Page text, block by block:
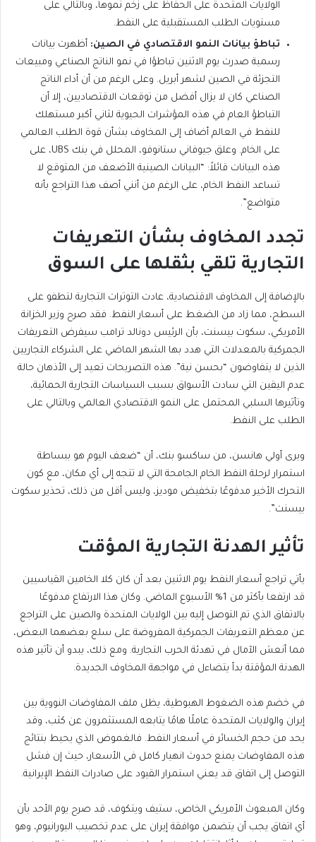
الولايات المتحدة على الحفاظ على زخم نموها، وبالتالي على
مستويات الطلب المستقبلية على النفط.
تباطؤ بيانات النمو الاقتصادي في الصين: أظهرت بيانات
رسمية صدرت يوم الاثنين تباطؤا في نمو الناتج الصناعي ومبيعات
التجزئة في الصين لشهر أبريل. وعلى الرغم من أن أداء الناتج
الصناعي كان لا يزال أفضل من توقعات الاقتصاديين، إلا أن
التباطؤ العام في هذه المؤشرات الحيوية لثاني أكبر مستهلك
للنفط في العالم أضاف إلى المخاوف بشأن قوة الطلب العالمي
على الخام. وعلق جيوفاني ستانوفو، المحلل في بنك UBS، على
هذه البيانات قائلاً: “البيانات الصينية الأضعف من المتوقع لا
تساعد النفط الخام، على الرغم من أنني أصف هذا التراجع بأنه
متواضع”.
تجدد المخاوف بشأن التعريفات
التجارية تلقي بثقلها على السوق
بالإضافة إلى المخاوف الاقتصادية، عادت التوترات التجارية لتطفو على
السطح، مما زاد من الضغط على أسعار النفط. فقد صرح وزير الخزانة
الأمريكي، سكوت بيسنت، بأن الرئيس دونالد ترامب سيفرض التعريفات
الجمركية بالمعدلات التي هدد بها الشهر الماضي على الشركاء التجاريين
الذين لا يتفاوضون “بحسن نية”. هذه التصريحات تعيد إلى الأذهان حالة
عدم اليقين التي سادت الأسواق بسبب السياسات التجارية الحمائية،
وتأثيرها السلبي المحتمل على النمو الاقتصادي العالمي وبالتالي على
الطلب على النفط.
ويرى أولي هانسن، من ساكسو بنك، أن “ضعف اليوم هو ببساطة
استمرار لرحلة النفط الخام الجامحة التي لا تتجه إلى أي مكان، مع كون
التحرك الأخير مدفوعًا بتخفيض موديز، وليس أقل من ذلك، تحذير سكوت
بيسنت”.
تأثير الهدنة التجارية المؤقت
يأتي تراجع أسعار النفط يوم الاثنين بعد أن كان كلا الخامين القياسيين
قد ارتفعا بأكثر من 1% الأسبوع الماضي. وكان هذا الارتفاع مدفوعًا
بالاتفاق الذي تم التوصل إليه بين الولايات المتحدة والصين على التراجع
عن معظم التعريفات الجمركية المفروضة على سلع بعضهما البعض،
مما أنعش الآمال في تهدئة الحرب التجارية. ومع ذلك، يبدو أن تأثير هذه
الهدنة المؤقتة بدأ يتضاءل في مواجهة المخاوف الجديدة.
في خضم هذه الضغوط الهبوطية، يظل ملف المفاوضات النووية بين
إيران والولايات المتحدة عاملًا هامًا يتابعه المستثمرون عن كثب، وقد
يحد من حجم الخسائر في أسعار النفط. فالغموض الذي يحيط بنتائج
هذه المفاوضات يمنع حدوث انهيار كامل في الأسعار، حيث إن فشل
التوصل إلى اتفاق قد يعني استمرار القيود على صادرات النفط الإيرانية.
وكان المبعوث الأمريكي الخاص، ستيف ويتكوف، قد صرح يوم الأحد بأن
أي اتفاق يجب أن يتضمن موافقة إيران على عدم تخصيب اليورانيوم، وهو